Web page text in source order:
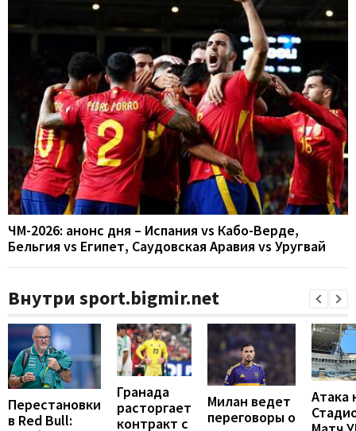
ЧМ-2026: анонс дня – Испания vs Кабо-Верде,
Бельгия vs Египет, Саудовская Аравия vs Уругвай
Внутри sport.bigmir.net
Перестановки
в Red Bull:
Гранада
расторгает
контракт с
Милан ведет
переговоры о
Атака